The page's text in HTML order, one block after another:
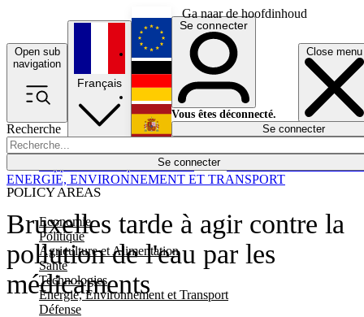
Ga naar de hoofdinhoud
Open sub
navigation
Close menu
Recherche
Se connecter
POLICY AREAS
Economie
Politique
Agriculture et Alimentation
Santé
Technologies
Energie, Environnement et Transport
Défense
Économie
Français
English
Deutsch
Español
Se connecter
Vous êtes déconnecté.
Se connecter
Bruxelles tarde à agir contre la
pollution de l'eau par les
médicaments
ENERGIE, ENVIRONNEMENT ET TRANSPORT